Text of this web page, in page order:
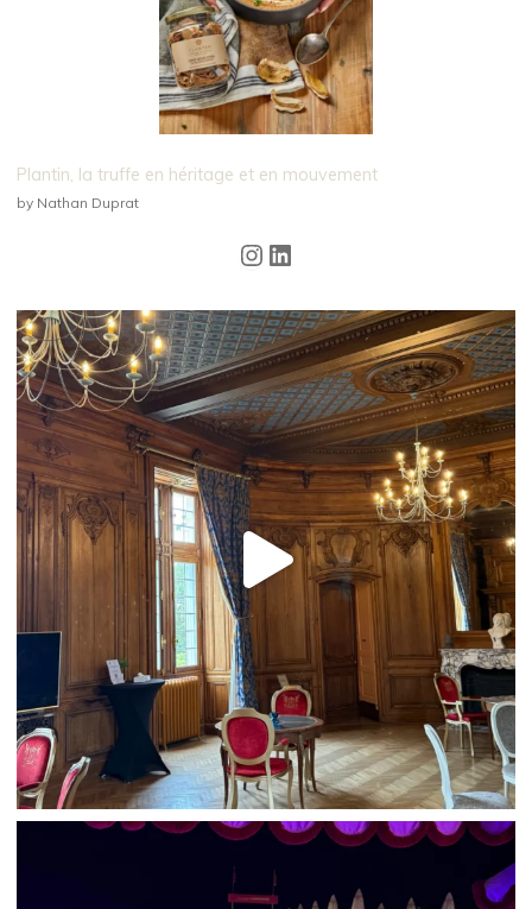
Plantin, la truffe en héritage et en mouvement
by Nathan Duprat
Instagram
LinkedIn